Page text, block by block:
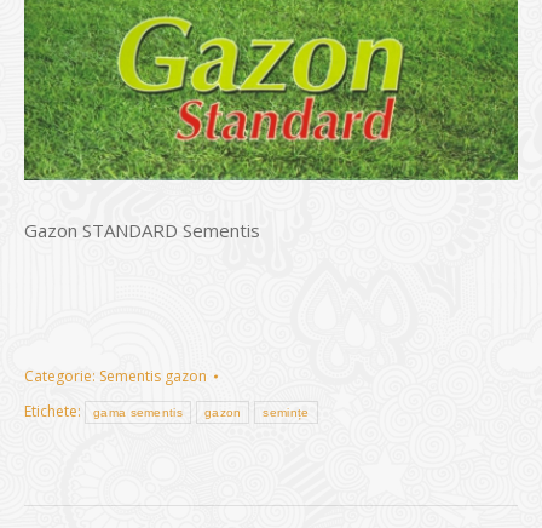
Gazon STANDARD Sementis
Categorie: Sementis gazon
Etichete:
gama sementis gazon semințe